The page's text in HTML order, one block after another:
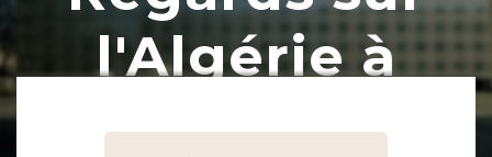
l'Algérie à
l'IMA